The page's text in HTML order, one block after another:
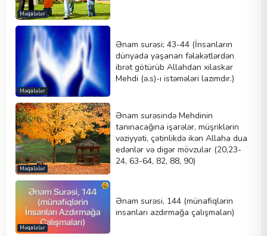
Məqalələr
Məqalələr
Ənam surəsi; 43-44 (İnsanların
dünyada yaşanan fəlakətlərdən
ibrət götürüb Allahdan xilaskar
Mehdi (ə.s)-ı istəmələri lazımdır.)
Məqalələr
Ənam surəsində Mehdinin
tanınacağına işarələr, müşriklərin
vəziyyəti, çətinlikdə ikən Allaha dua
edənlər və digər mövzular (20,23-
24, 63-64, 82, 88, 90)
Məqalələr
Ənam surəsi, 144 (münafiqlərin
insanları azdırmağa çalışmaları)